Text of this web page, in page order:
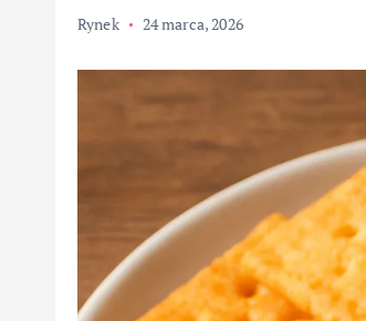
Rynek 24 marca, 2026